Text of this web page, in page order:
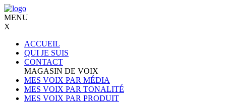
MENU
X
ACCUEIL
QUI JE SUIS
CONTACT
MAGASIN DE VOIX
MES VOIX PAR MÉDIA
MES VOIX PAR TONALITÉ
MES VOIX PAR PRODUIT